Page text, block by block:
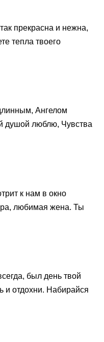
прекрасна и нежна,
тепла твоего
Ангелом
душой люблю, Чувства
к нам в окно
любимая жена. Ты
был день твой
и отдохни. Набирайся